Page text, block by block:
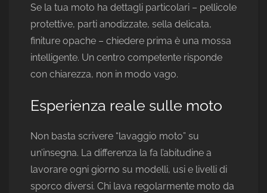
Se la tua moto ha dettagli particolari – pellicole
protettive, parti anodizzate, sella delicata,
finiture opache – chiedere prima è una mossa
intelligente. Un centro competente risponde
con chiarezza, non in modo vago.
Esperienza reale sulle moto
Non basta scrivere “lavaggio moto” su
un’insegna. La differenza la fa l’abitudine a
lavorare ogni giorno su modelli, usi e livelli di
sporco diversi. Chi lava regolarmente moto da